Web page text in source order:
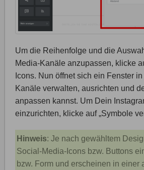
Um die Reihenfolge und die
Media-Kanäle anzupassen, klicke
Icons. Nun öffnet sich ein Fenster
Kanäle verwalten, ausrichten und
anpassen kannst. Um Dein
einzurichten, klicke auf „Symbole
Hinweis: Je nach gewähltem
Social-Media-Icons bzw. Buttons
bzw. Form und erscheinen in einer